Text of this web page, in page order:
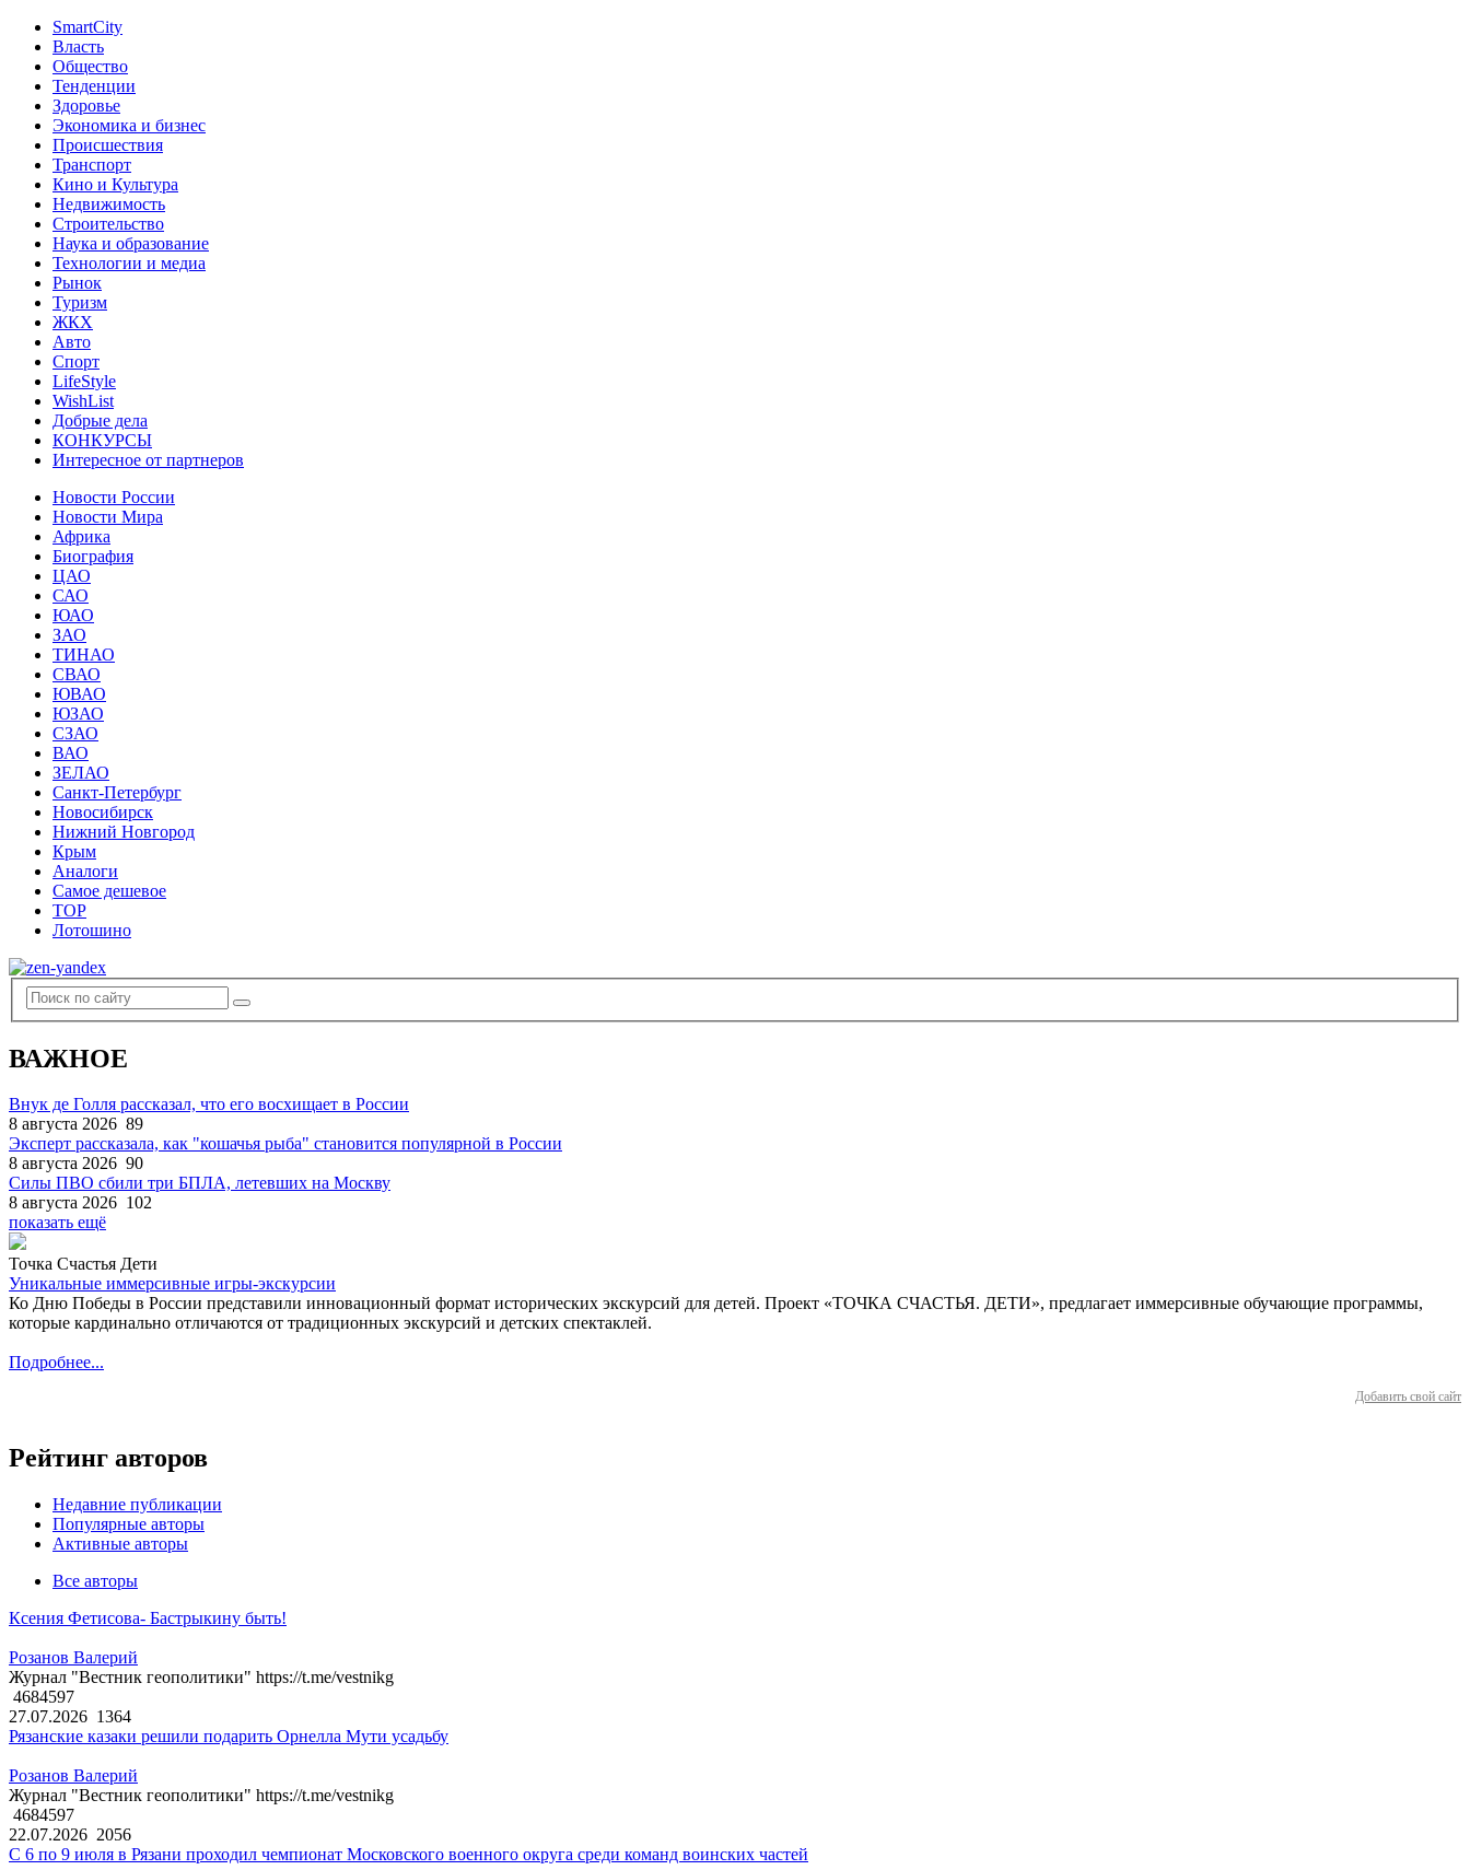
SmartCity
Власть
Общество
Тенденции
Здоровье
Экономика и бизнес
Происшествия
Транспорт
Кино и Культура
Недвижимость
Строительство
Наука и образование
Технологии и медиа
Рынок
Туризм
ЖКХ
Авто
Спорт
LifeStyle
WishList
Добрые дела
КОНКУРСЫ
Интересное от партнеров
Новости России
Новости Мира
Африка
Биография
ЦАО
САО
ЮАО
ЗАО
ТИНАО
СВАО
ЮВАО
ЮЗАО
СЗАО
ВАО
ЗЕЛАО
Санкт-Петербург
Новосибирск
Нижний Новгород
Крым
Аналоги
Самое дешевое
TOP
Лотошино
ВАЖНОЕ
Внук де Голля рассказал, что его восхищает в России
8 августа 2026 89
Эксперт рассказала, как "кошачья рыба" становится популярной в России
8 августа 2026 90
Силы ПВО сбили три БПЛА, летевших на Москву
8 августа 2026 102
показать ещё
Точка Счастья Дети
Уникальные иммерсивные игры-экскурсии
Ко Дню Победы в России представили инновационный формат исторических экскурсий для детей. Проект «ТОЧКА СЧАСТЬЯ. ДЕТИ», предлагает иммерсивные обучающие программы,
которые кардинально отличаются от традиционных экскурсий и детских спектаклей.
Подробнее...
Добавить свой сайт
Рейтинг авторов
Недавние публикации
Популярные авторы
Активные авторы
Все авторы
Ксения Фетисова- Бастрыкину быть!
Розанов Валерий
Журнал "Вестник геополитики" https://t.me/vestnikg
4684597
27.07.2026 1364
Рязанские казаки решили подарить Орнелла Мути усадьбу
Розанов Валерий
Журнал "Вестник геополитики" https://t.me/vestnikg
4684597
22.07.2026 2056
С 6 по 9 июля в Рязани проходил чемпионат Московского военного округа среди команд воинских частей